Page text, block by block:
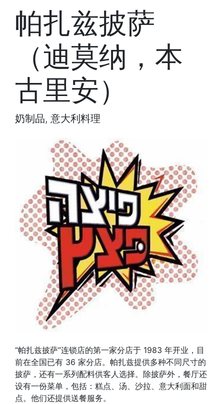
帕扎兹披萨
（迪莫纳，本
古里安）
奶制品, 意大利料理
“帕扎兹披萨”连锁店的第一家分店于 1983 年开业，目
前在全国已有 36 家分店。帕扎兹提供多种不同尺寸的
披萨，还有一系列配料供客人选择。除披萨外，餐厅还
设有一份菜单，包括：糕点、汤、沙拉、意大利面和甜
点。他们还提供送餐服务。